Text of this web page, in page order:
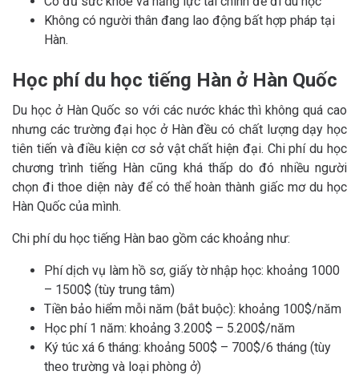
Không có người thân đang lao động bất hợp pháp tại
Hàn.
Học phí du học tiếng Hàn ở Hàn Quốc
Du học ở Hàn Quốc so với các nước khác thì không quá cao
nhưng các trường đại học ở Hàn đều có chất lượng dạy học
tiên tiến và điều kiện cơ sở vật chất hiện đại. Chi phí du học
chương trình tiếng Hàn cũng khá thấp do đó nhiều người
chọn đi thoe diện này để có thể hoàn thành giấc mơ du học
Hàn Quốc của mình.
Chi phí du học tiếng Hàn bao gồm các khoảng như:
Phí dịch vụ làm hồ sơ, giấy tờ nhập học: khoảng 1000
– 1500$ (tùy trung tâm)
Tiền bảo hiểm mỗi năm (bắt buộc): khoảng 100$/năm
Học phí 1 năm: khoảng 3.200$ – 5.200$/năm
Ký túc xá 6 tháng: khoảng 500$ – 700$/6 tháng (tùy
theo trường và loại phòng ở)